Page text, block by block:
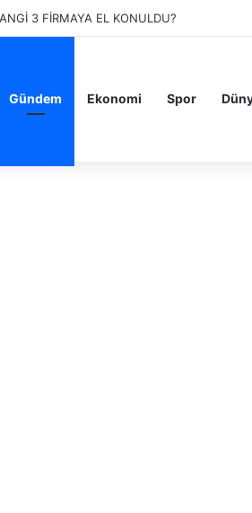
BOYKOT MU? KAÇ ŞUBESİ VAR?
Gündem Ekonomi Spor